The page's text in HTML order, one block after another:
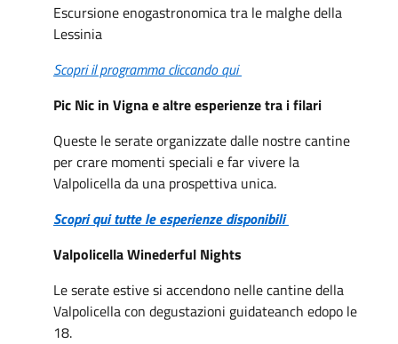
Escursione enogastronomica tra le malghe della
Lessinia
Scopri il programma cliccando qui
Pic Nic in Vigna e altre esperienze tra i filari
Queste le serate organizzate dalle nostre cantine
per crare momenti speciali e far vivere la
Valpolicella da una prospettiva unica.
Scopri qui tutte le esperienze disponibili
Valpolicella Winederful Nights
Le serate estive si accendono nelle cantine della
Valpolicella con degustazioni guidateanch edopo le
18.